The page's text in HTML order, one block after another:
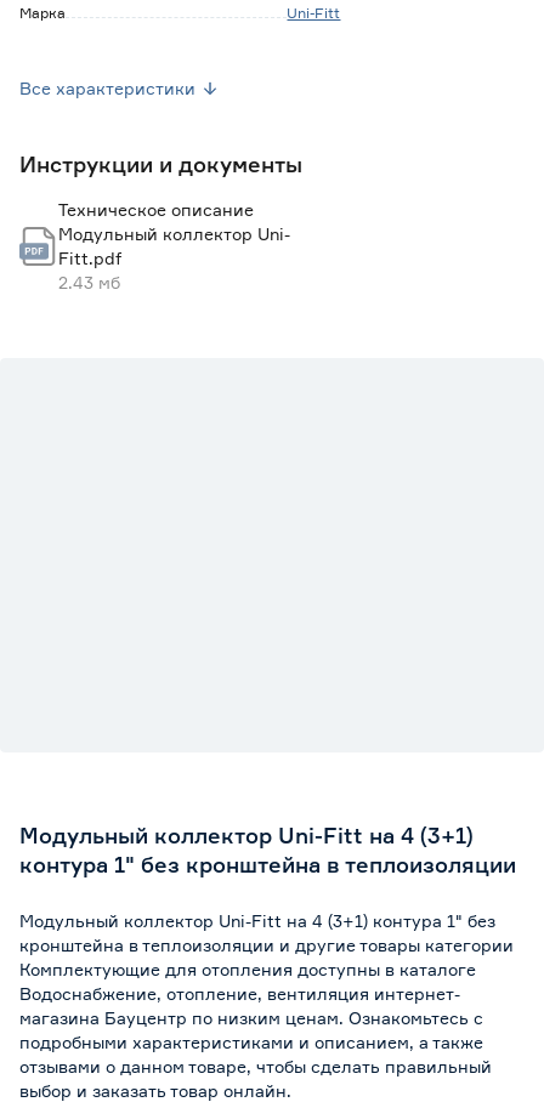
Марка Uni-Fitt
Все характеристики
Инструкции и документы
Техническое описание
Модульный коллектор Uni-
Fitt.pdf
2.43 мб
Модульный коллектор Uni-Fitt на 4 (3+1)
контура 1" без кронштейна в теплоизоляции
Модульный коллектор Uni-Fitt на 4 (3+1) контура 1" без
кронштейна в теплоизоляции и другие товары категории
Комплектующие для отопления доступны в каталоге
Водоснабжение, отопление, вентиляция интернет-
магазина Бауцентр по низким ценам. Ознакомьтесь с
подробными характеристиками и описанием, а также
отзывами о данном товаре, чтобы сделать правильный
выбор и заказать товар онлайн.